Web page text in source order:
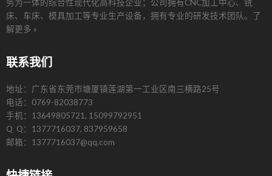
床、车床、模具加工等专业生产设备，拥有专业的研发技术团队。 了
解更多 »
联系我们
地址：广东省东莞市塘厦镇莲湖第一工业区南三横路25号
电话：0769-82038773
手机：13649805721, 15099792951
Q Q：1377716037, 837959658
邮箱：1377716037@qq.com